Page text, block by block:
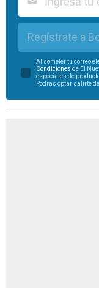
Regístrate a
Al someter tu correo
Condiciones de El
especiales de
Podrás optar salirte